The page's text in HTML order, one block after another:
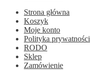
Strona główna
Koszyk
Moje konto
Polityka prywatności
RODO
Sklep
Zamówienie